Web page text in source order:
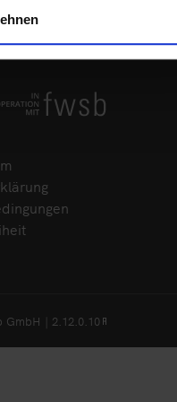
| 2.12.0.10